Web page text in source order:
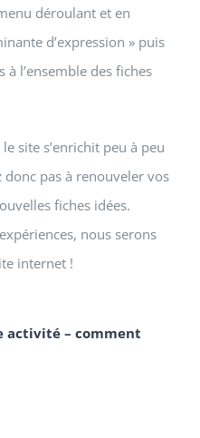
déroulant et en
d’expression » puis
à l’ensemble des fiches
site s’enrichit peu à peu
donc pas à renouveler vos
fiches idées.
nous serons
internet !
activité – comment